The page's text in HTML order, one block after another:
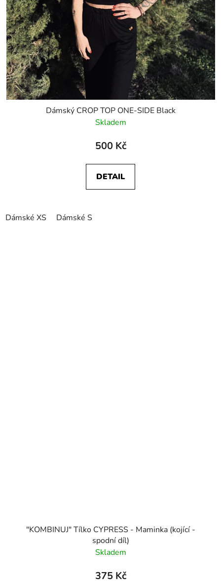
Dámský CROP TOP ONE-SIDE Black
Skladem
500 Kč
DETAIL
Dámské XS Dámské S
"KOMBINUJ" Tílko CYPRESS - Maminka (kojící -
spodní díl)
Skladem
375 Kč